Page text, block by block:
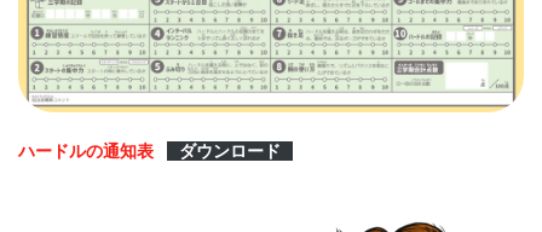
ハードルの通知表 ダウンロード